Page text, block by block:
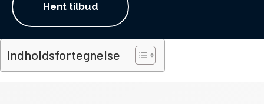
Hent tilbud
Indholdsfortegnelse